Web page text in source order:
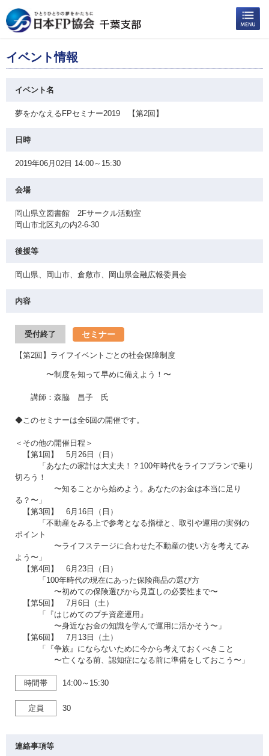
イベント情報
イベント名
夢をかなえるFPセミナー2019 【第2回】
日時
2019年06月02日 14:00～15:30
会場
岡山県立図書館 2Fサークル活動室
岡山市北区丸の内2-6-30
後援等
岡山県、岡山市、倉敷市、岡山県金融広報委員会
内容
受付終了 セミナー
【第2回】ライフイベントごとの社会保障制度
〜制度を知って早めに備えよう！〜
講師：森脇 昌子 氏
◆このセミナーは全6回の開催です。
＜その他の開催日程＞
【第1回】 5月26日（日）
「あなたの家計は大丈夫！？100年時代をライフプランで乗り
切ろう！
〜知ることから始めよう。あなたのお金は本当に足り
る？〜」
【第3回】 6月16日（日）
「不動産をみる上で参考となる指標と、取引や運用の実例の
ポイント
〜ライフステージに合わせた不動産の使い方を考えてみ
よう〜」
【第4回】 6月23日（日）
「100年時代の現在にあった保険商品の選び方
〜初めての保険選びから見直しの必要性まで〜
【第5回】 7月6日（土）
「『はじめてのプチ資産運用』
〜身近なお金の知識を学んで運用に活かそう〜」
【第6回】 7月13日（土）
「『争族』にならないために今から考えておくべきこと
〜亡くなる前、認知症になる前に準備をしておこう〜」
時間帯 14:00～15:30
定員 30
連絡事項等